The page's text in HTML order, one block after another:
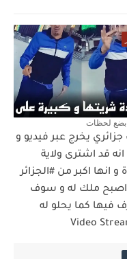
بضع لحظات
يخرج عبر فيديو و
قد اشترى ولاية
و انها اكبر من #الجزائر
ملك له و سوف
فيها كما يحلو له
Video